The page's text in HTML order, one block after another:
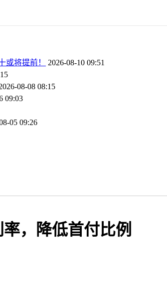
或将提前！
2026-08-10 09:51
08-08 08:15
09:03
05 09:26
，降低首付比例